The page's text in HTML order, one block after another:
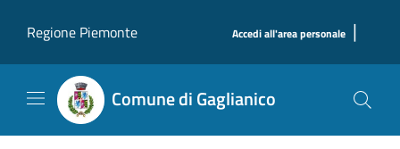
Regione Piemonte
Accedi all'area personale |
Comune di Gaglianico